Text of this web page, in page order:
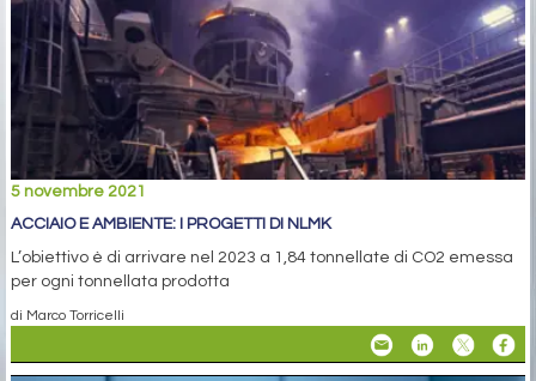
5 novembre 2021
ACCIAIO E AMBIENTE: I PROGETTI DI NLMK
L’obiettivo è di arrivare nel 2023 a 1,84 tonnellate di CO2 emessa
per ogni tonnellata prodotta
di Marco Torricelli